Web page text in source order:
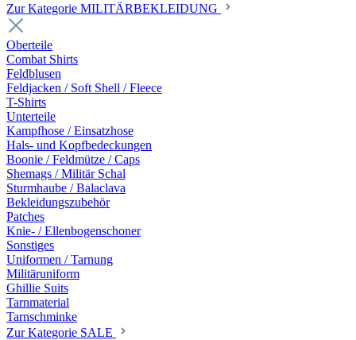
Zur Kategorie MILITÄRBEKLEIDUNG
Oberteile
Combat Shirts
Feldblusen
Feldjacken / Soft Shell / Fleece
T-Shirts
Unterteile
Kampfhose / Einsatzhose
Hals- und Kopfbedeckungen
Boonie / Feldmütze / Caps
Shemags / Militär Schal
Sturmhaube / Balaclava
Bekleidungszubehör
Patches
Knie- / Ellenbogenschoner
Sonstiges
Uniformen / Tarnung
Militäruniform
Ghillie Suits
Tarnmaterial
Tarnschminke
Zur Kategorie SALE